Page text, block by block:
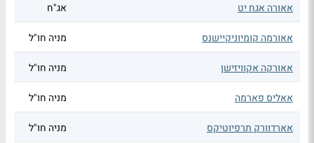
אאורה אגח יט אג"ח
אאורמה קומיוניקיישנס מניה חו"ל
אאורקה אקוויזישן מניה חו"ל
אאליס פארמה מניה חו"ל
אארדוורק תרפיוטיקס מניה חו"ל